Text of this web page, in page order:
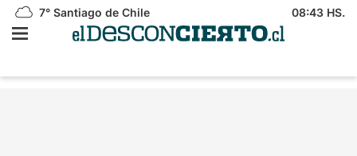
7° Santiago de Chile 08:43 HS.